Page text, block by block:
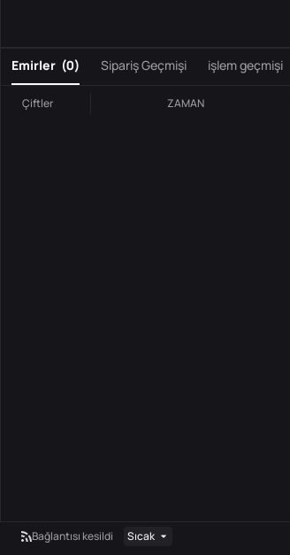
Emirler (0) Sipariş Geçmişi işlem geçmişi
Çiftler ZAMAN
Bağlantısı kesildi Sıcak